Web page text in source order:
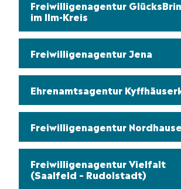
Freiwilligenagentur
im Ilm-Kreis
Freiwilligenagentur Jena
Ehrenamtsagentur
Freiwilligenagentur
Freiwilligenagentur Vielfalt
(Saalfeld – Rudolstadt)